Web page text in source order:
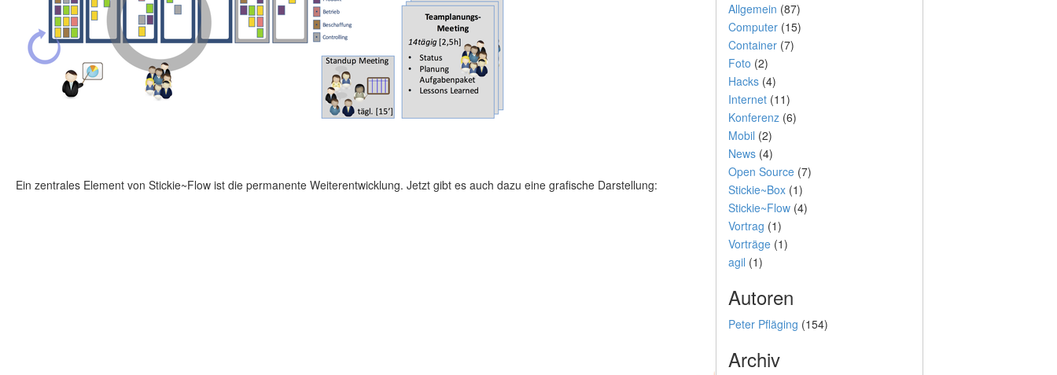
Ein zentrales Element von Stickie~Flow ist die permanente Weiterentwicklung. Jetzt gibt es auch dazu eine grafische Darstellung:
Allgemein (87)
Computer(15)
Container(7)
Foto (2)
Hacks(4)
Internet(11)
Konferenz(6)
Mobil (2)
News(4)
Open Source(7)
Stickie~Box(1)
Stickie~Flow(4)
Vortrag (1)
Vorträge(1)
agil (1)
Autoren
Peter Pfläging (154)
Archiv